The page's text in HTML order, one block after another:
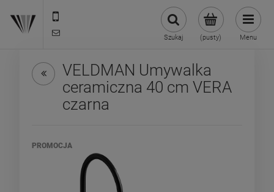
(pusty)
Szukaj Menu
VELDMAN Umywalka
ceramiczna 40 cm VERA
czarna
PROMOCJA